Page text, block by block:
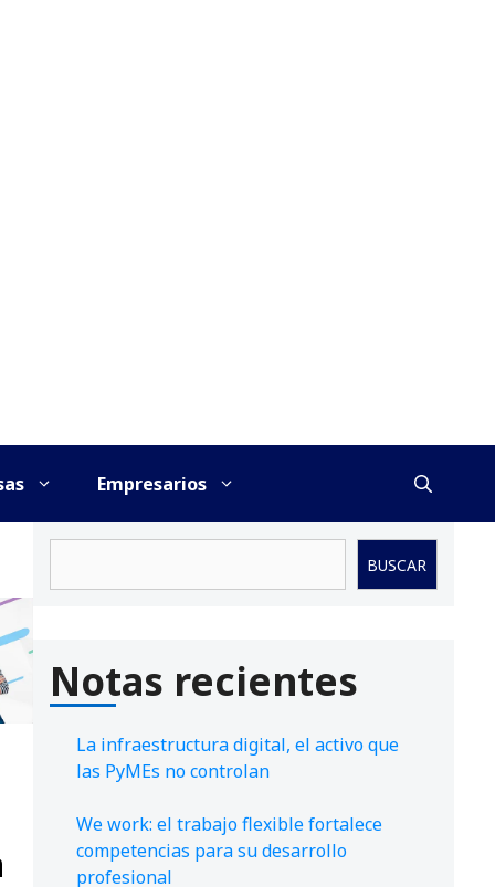
Empresarios
BUSCAR
Notas recientes
La infraestructura digital, el activo que
las PyMEs no controlan
We work: el trabajo flexible fortalece
competencias para su desarrollo
profesional